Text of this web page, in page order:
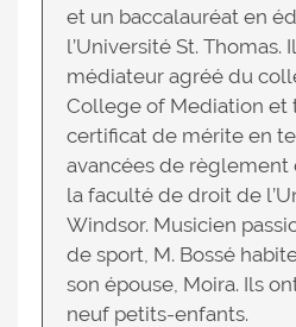
et un baccalauréat en
l’Université St. Thomas.
médiateur agréé du
College of Mediation et
certificat de mérite en
avancées de règlement
la faculté de droit de
Windsor. Musicien
de sport, M. Bossé
son épouse, Moira. Ils
neuf petits-enfants.